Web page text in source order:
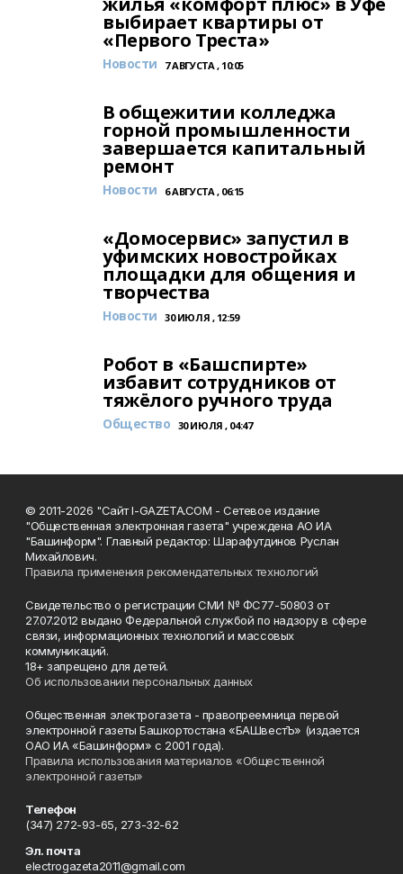
выбирает квартиры от
«Первого Треста»
Новости 7 АВГУСТА , 10:05
В общежитии колледжа
горной промышленности
завершается капитальный
ремонт
Новости 6 АВГУСТА , 06:15
«Домосервис» запустил в
уфимских новостройках
площадки для общения и
творчества
Новости 30 ИЮЛЯ , 12:59
Робот в «Башспирте»
избавит сотрудников от
тяжёлого ручного труда
Общество 30 ИЮЛЯ , 04:47
© 2011-2026 "Сайт I-GAZETA.COM - Сетевое издание
"Общественная электронная газета" учреждена АО ИА
"Башинформ". Главный редактор: Шарафутдинов Руслан
Михайлович.
Правила применения рекомендательных технологий
Свидетельство о регистрации СМИ № ФС77-50803 от
27.07.2012 выдано Федеральной службой по надзору в сфере
связи, информационных технологий и массовых
коммуникаций.
18+ запрещено для детей.
Об использовании персональных данных
Общественная электрогазета - правопреемница первой
электронной газеты Башкортостана «БАШвестЪ» (издается
ОАО ИА «Башинформ» с 2001 года).
Правила использования материалов «Общественной
электронной газеты»
Телефон
(347) 272-93-65, 273-32-62
Эл. почта
electrogazeta2011@gmail.com